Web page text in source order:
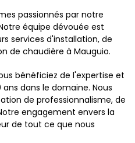
passionnés par notre
équipe dévouée est
services d'installation, de
de chaudière à Mauguio.
bénéficiez de l'expertise et
dans le domaine. Nous
de professionnalisme, de
engagement envers la
de tout ce que nous